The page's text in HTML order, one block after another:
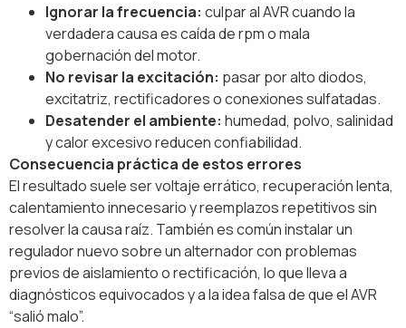
Ignorar la frecuencia: culpar al AVR cuando la
verdadera causa es caída de rpm o mala
gobernación del motor.
No revisar la excitación: pasar por alto diodos,
excitatriz, rectificadores o conexiones sulfatadas.
Desatender el ambiente: humedad, polvo, salinidad
y calor excesivo reducen confiabilidad.
Consecuencia práctica de estos errores
El resultado suele ser voltaje errático, recuperación lenta,
calentamiento innecesario y reemplazos repetitivos sin
resolver la causa raíz. También es común instalar un
regulador nuevo sobre un alternador con problemas
previos de aislamiento o rectificación, lo que lleva a
diagnósticos equivocados y a la idea falsa de que el AVR
“salió malo”.